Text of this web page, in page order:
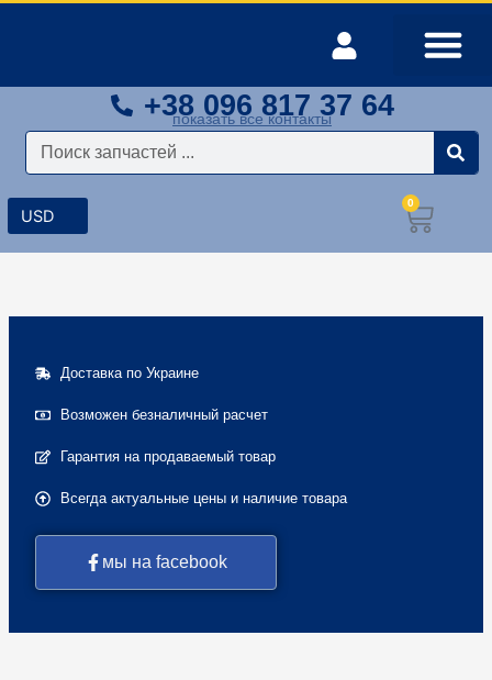
+38 096 817 37 64
показать все контакты
Поиск
0
Доставка по Украине
Возможен безналичный расчет
Гарантия на продаваемый товар
Всегда актуальные цены и наличие товара
мы на facebook